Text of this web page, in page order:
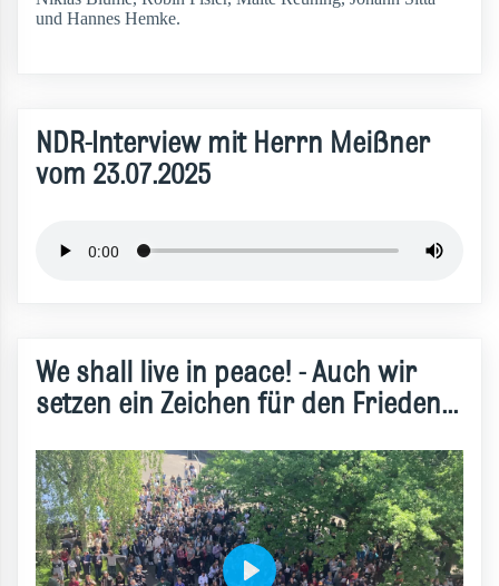
und Hannes Hemke.
NDR-Interview mit Herrn Meißner
vom 23.07.2025
We shall live in peace! - Auch wir
setzen ein Zeichen für den Frieden...